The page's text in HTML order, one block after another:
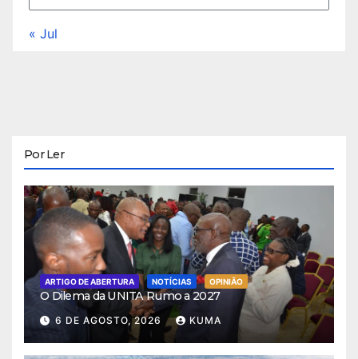
« Jul
Por Ler
ARTIGO DE ABERTURA NOTÍCIAS OPINIÃO
O Dilema da UNITA Rumo a 2027
6 DE AGOSTO, 2026 KUMA